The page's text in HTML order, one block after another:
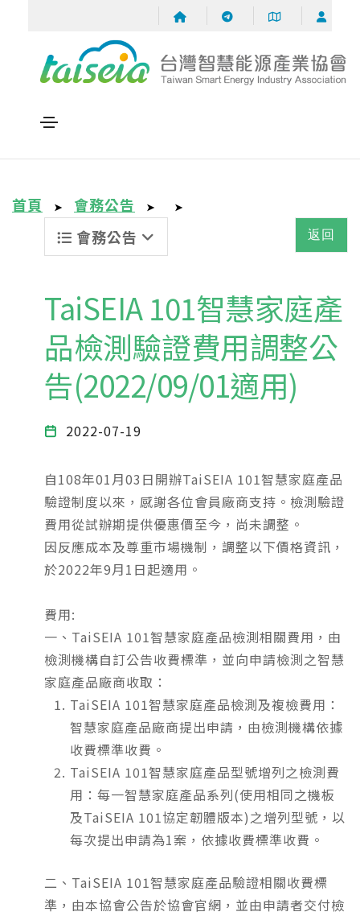
首頁 ➤ 會務公告 ➤ ➤
會務公告 返回
TaiSEIA 101智慧家庭產
品檢測驗證費用調整公
告(2022/09/01適用)
2022-07-19
自108年01月03日開辦TaiSEIA 101智慧家庭產品
驗證制度以來，感謝各位會員廠商支持。檢測驗證
費用從試辦期提供優惠價至今，尚未調整。
因反應成本及尊重市場機制，調整以下價格資訊，
於2022年9月1日起適用。
費用:
一、TaiSEIA 101智慧家庭產品檢測相關費用，由
檢測機構自訂公告收費標準，並向申請檢測之智慧
家庭產品廠商收取：
TaiSEIA 101智慧家庭產品檢測及複檢費用：
智慧家庭產品廠商提出申請，由檢測機構依據
收費標準收費。
TaiSEIA 101智慧家庭產品型號增列之檢測費
用：每一智慧家庭產品系列(使用相同之機板
及TaiSEIA 101協定韌體版本)之增列型號，以
每次提出申請為1案，依據收費標準收費。
二、TaiSEIA 101智慧家庭產品驗證相關收費標
準，由本協會公告於協會官網，並由申請者交付檢